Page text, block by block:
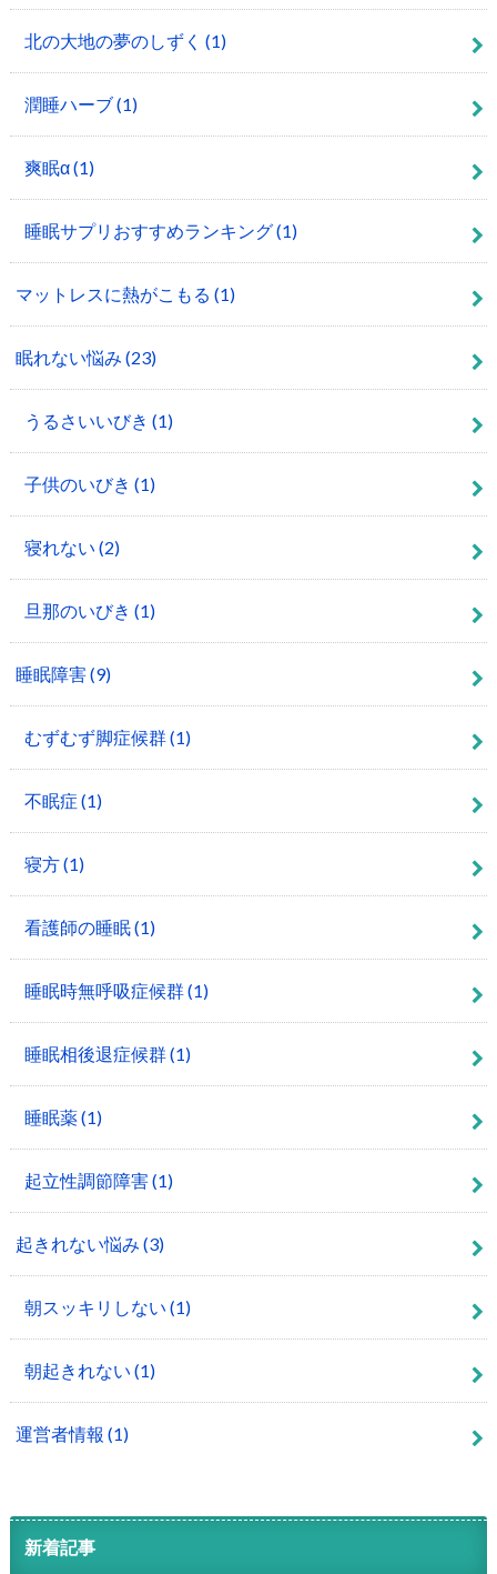
北の大地の夢のしずく (1)
潤睡ハーブ(1)
爽眠α(1)
睡眠サプリおすすめランキング(1)
マットレスに熱がこもる (1)
眠れない悩み (23)
うるさいいびき (1)
子供のいびき (1)
寝れない (2)
旦那のいびき (1)
睡眠障害(9)
むずむず脚症候群(1)
不眠症 (1)
寝方(1)
看護師の睡眠(1)
睡眠時無呼吸症候群(1)
睡眠相後退症候群(1)
睡眠薬(1)
起立性調節障害(1)
起きれない悩み (3)
朝スッキリしない (1)
朝起きれない (1)
運営者情報 (1)
新着記事